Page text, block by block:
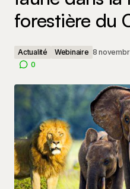
forestière du
Actualité Webinaire 8
0